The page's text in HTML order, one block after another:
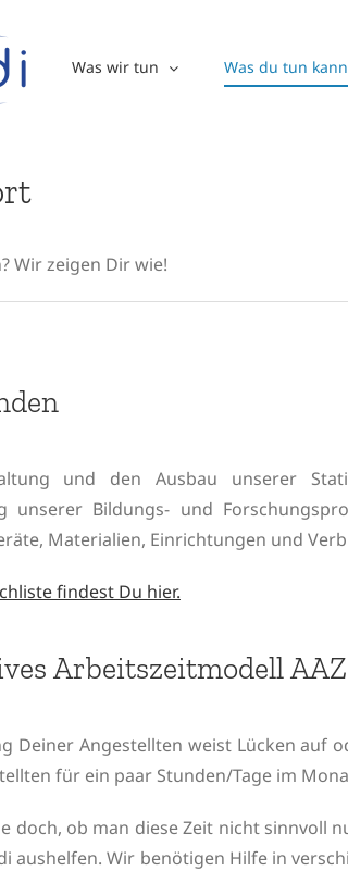
Was wir tun Was du tun
Wir zeigen Dir wie!
und den Ausbau unserer
unserer Bildungs- und
Materialien, Einrichtungen und
findest Du hier.
Arbeitszeitmodell
Deiner Angestellten weist Lücken auf
für ein paar Stunden/Tage im
doch, ob man diese Zeit nicht sinnvoll
aushelfen. Wir benötigen Hilfe in